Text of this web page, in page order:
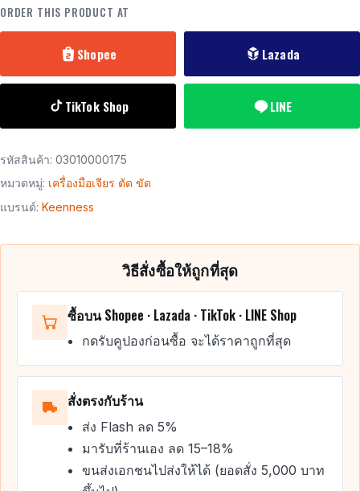
ORDER THIS PRODUCT AT
Shopee Lazada
TikTok Shop LINE
รหัสสินค้า: 03010000175
หมวดหมู่: เครื่องมือเจียร ตัด ขัด
แบรนด์: Keenness
วิธีสั่งซื้อให้ถูกที่สุด
ซื้อบน Shopee · Lazada · TikTok · LINE Shop
กดรับคูปองก่อนซื้อ จะได้ราคาถูกที่สุด
สั่งตรงกับร้าน
ส่ง Flash ลด 5%
มารับที่ร้านเอง ลด 15–18%
ขนส่งเอกชนไปส่งให้ได้ (ยอดสั่ง 5,000 บาท